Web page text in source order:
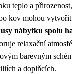
teplo a
kov mohou vytvořit
nábytku spolu
relaxační
barevným
a doplňcích.